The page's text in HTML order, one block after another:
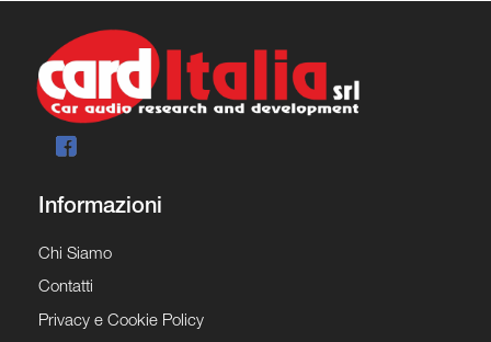
Informazioni
Chi Siamo
Contatti
Privacy e Cookie Policy